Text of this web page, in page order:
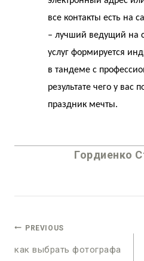
все контакты есть на
– лучший ведущий на
услуг формируется
в тандеме с
результате чего у вас
праздник мечты.
Гордиенко
PREVIOUS
как выбрать фотографа